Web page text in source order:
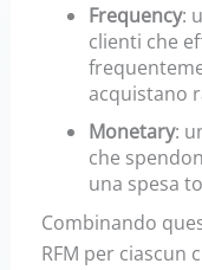
Frequency:
clienti che
acquistano
Monetary:
che
una spesa
Combinando
RFM per ciascun